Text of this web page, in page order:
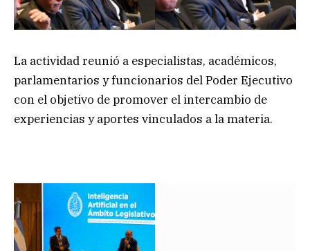
La actividad reunió a especialistas, académicos,
parlamentarios y funcionarios del Poder Ejecutivo
con el objetivo de promover el intercambio de
experiencias y aportes vinculados a la materia.